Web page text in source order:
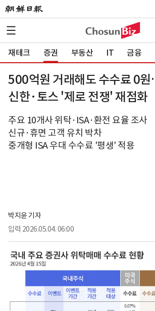
재테크 증권 부동산 IT 금융
500억원 거래해도 수수료 0
신한·토스 '제로 전쟁' 재점화
주요 10개사 위탁·ISA·환전 요율 조사
신규·휴면 고객 유치 박차
중개형 ISA 우대 수수료 '평생' 적용
박지윤 기자
입력 2026.05.04. 06:00